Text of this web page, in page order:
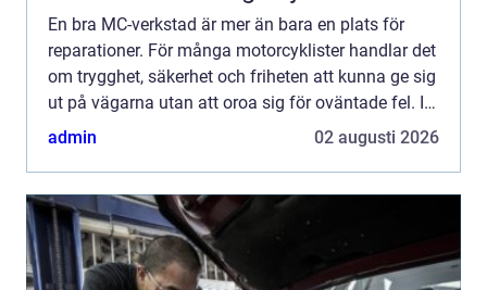
En bra MC-verkstad är mer än bara en plats för
reparationer. För många motorcyklister handlar det
om trygghet, säkerhet och friheten att kunna ge sig
ut på vägarna utan att oroa sig för oväntade fel. I
Skåne finns allt från små specialiserade verkstä...
admin 02 augusti 2026